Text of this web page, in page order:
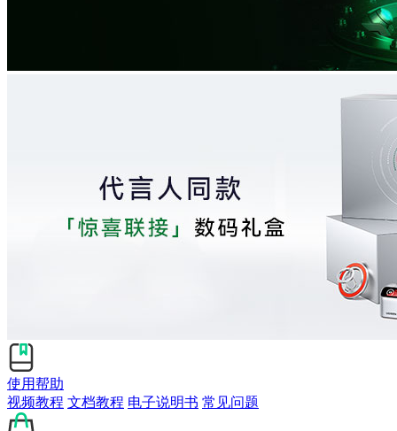
使用帮助
视频教程 文档教程 电子说明书 常见问题